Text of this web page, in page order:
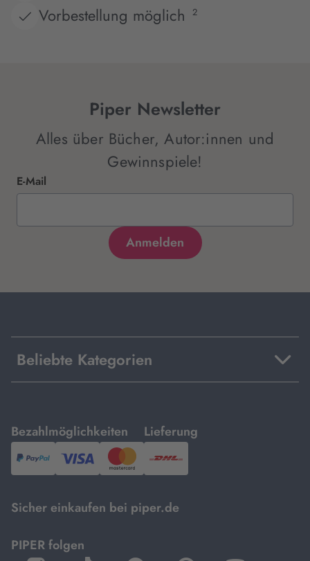
Vorbestellung möglich 2
Piper Newsletter
Alles über Bücher, Autor:innen und
Gewinnspiele!
E-Mail
Beliebte Kategorien
Bezahlmöglichkeiten
mit
PayPal,Visa
und
Lieferung
mit
DHL.
Sicher einkaufen bei piper.de
PIPER folgen